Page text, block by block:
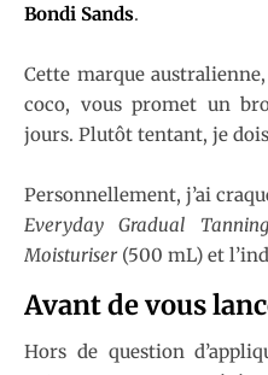
Bondi Sands.
Cette marque
coco, vous promet un
jours. Plutôt tentant, je
Personnellement, j’ai
Everyday Gradual
Moisturiser (500 mL) et
Avant de vous
Hors de question